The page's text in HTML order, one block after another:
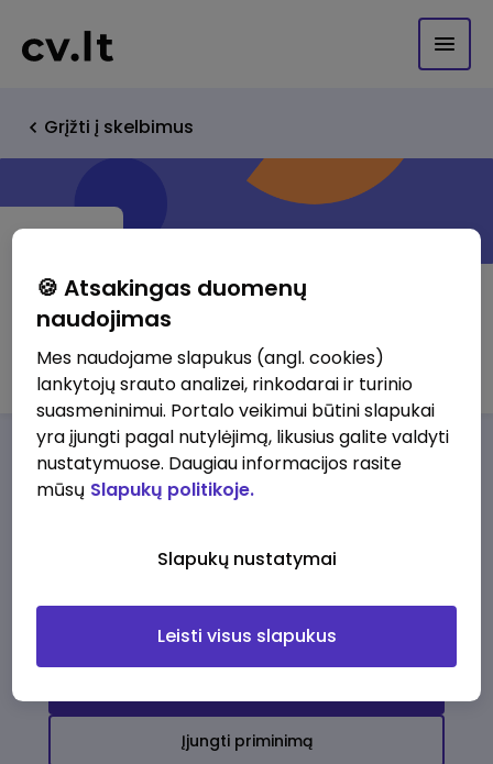
Grįžti į skelbimus
Peer Industries
Darbo pasiūlymaiApie musPrivalumai
darbo pasiūlymų
Įjungti priminimą
🍪 Atsakingas duomenų
naudojimas
Mes naudojame slapukus (angl. cookies)
lankytojų srauto analizei, rinkodarai ir turinio
suasmeninimui. Portalo veikimui būtini slapukai
yra įjungti pagal nutylėjimą, likusius galite valdyti
nustatymuose. Daugiau informacijos rasite
mūsų Slapukų politikoje.
Slapukų nustatymai
Leisti visus slapukus